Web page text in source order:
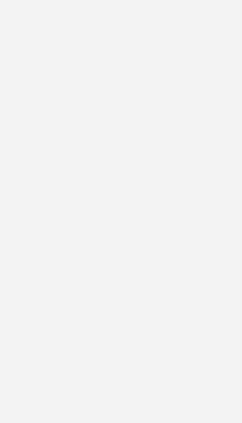
ausgerichtet sein.
erhalten, sie sind aber sehr
Material müssen sie
wiederum mit einem
theoretisch maximale
zirka 40 Prozent steigern“,
Forscher hat am HZB die
entwickelt. (su)
sieben Tage in der Woche: